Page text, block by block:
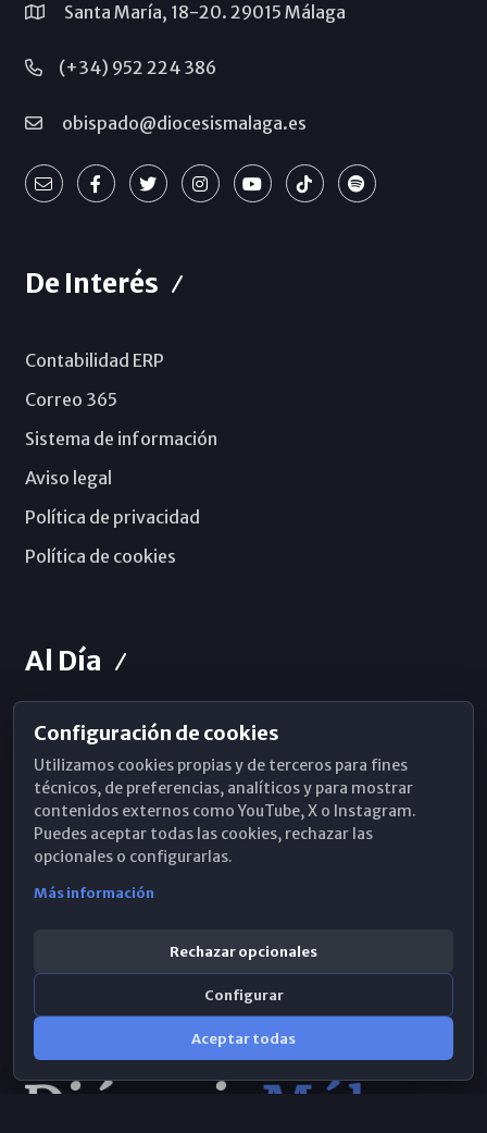
Santa María, 18-20. 29015 Málaga
(+34) 952 224 386
obispado@diocesismalaga.es
De Interés
Contabilidad ERP
Correo 365
Sistema de información
Aviso legal
Política de privacidad
Política de cookies
Al Día
Horarios de Misa
Hemeroteca
WhatsApp
Configuración de cookies
Utilizamos cookies propias y de terceros para fines
técnicos, de preferencias, analíticos y para mostrar
contenidos externos como YouTube, X o Instagram.
Puedes aceptar todas las cookies, rechazar las
opcionales o configurarlas.
Más información
Rechazar opcionales
Configurar
Aceptar todas